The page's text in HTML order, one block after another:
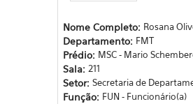
Nome Completo: Rosana
Departamento: FMT
Prédio: MSC - Mario
Sala: 211
Setor: Secretaria de
Função: FUN - Funcionário(a)